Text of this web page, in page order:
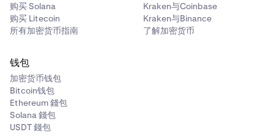
购买 Solana
购买 Litecoin
所有加密货币指南
Kraken与Coinbase
Kraken与Binance
了解加密货币
钱包
加密货币钱包
Bitcoin钱包
Ethereum 錢包
Solana 錢包
USDT 錢包